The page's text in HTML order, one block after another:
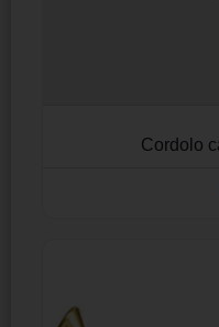
Cordolo